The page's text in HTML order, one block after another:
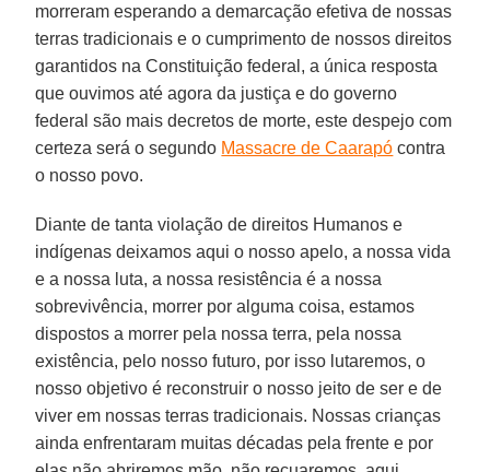
morreram esperando a demarcação efetiva de nossas
terras tradicionais e o cumprimento de nossos direitos
garantidos na Constituição federal, a única resposta
que ouvimos até agora da justiça e do governo
federal são mais decretos de morte, este despejo com
certeza será o segundo Massacre de Caarapó contra
o nosso povo.
Diante de tanta violação de direitos Humanos e
indígenas deixamos aqui o nosso apelo, a nossa vida
e a nossa luta, a nossa resistência é a nossa
sobrevivência, morrer por alguma coisa, estamos
dispostos a morrer pela nossa terra, pela nossa
existência, pelo nosso futuro, por isso lutaremos, o
nosso objetivo é reconstruir o nosso jeito de ser e de
viver em nossas terras tradicionais. Nossas crianças
ainda enfrentaram muitas décadas pela frente e por